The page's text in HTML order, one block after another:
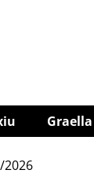
Graella
2026